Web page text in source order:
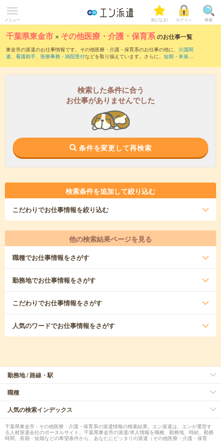
メニュー 気になる! ログイン 検索
千葉県東金市 × その他医療・介護・保育系のお仕事一覧
東金市の派遣のお仕事情報です。その他医療・介護・保育系のお仕事の他に、 介護関
連、 看護助手、 医療事務・病院受付などを取り揃えています。さらに、 短期 ・ 単発な
検索した条件に合う
お仕事がありませんでした
条件を変更して再検索
検索条件を追加して絞り込む
こだわりでお仕事情報を絞り込む
他の検索結果ページを見る
職種でお仕事情報をさがす
勤務地でお仕事情報をさがす
こだわりでお仕事情報をさがす
人気のワードでお仕事情報をさがす
勤務地 / 路線・駅
職種
人気の検索インデックス
千葉県東金市 - その他医療・介護・保育系の派遣情報の検索結果。エン派遣は、エンが運営す
る人材派遣会社のポータルサイト。千葉県東金市の派遣/求人情報を職種、勤務地、時給、勤務
時間、長期・短期などの希望条件から、あなたにピッタリの派遣（その他医療・介護・保育